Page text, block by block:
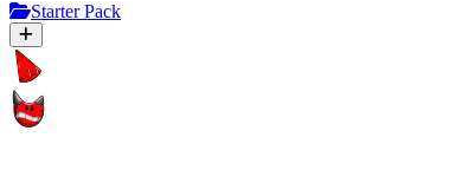
Starter Pack